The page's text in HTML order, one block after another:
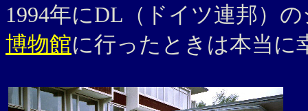
1994年にDL（ドイツ連邦）
博物館に行ったときは本当に